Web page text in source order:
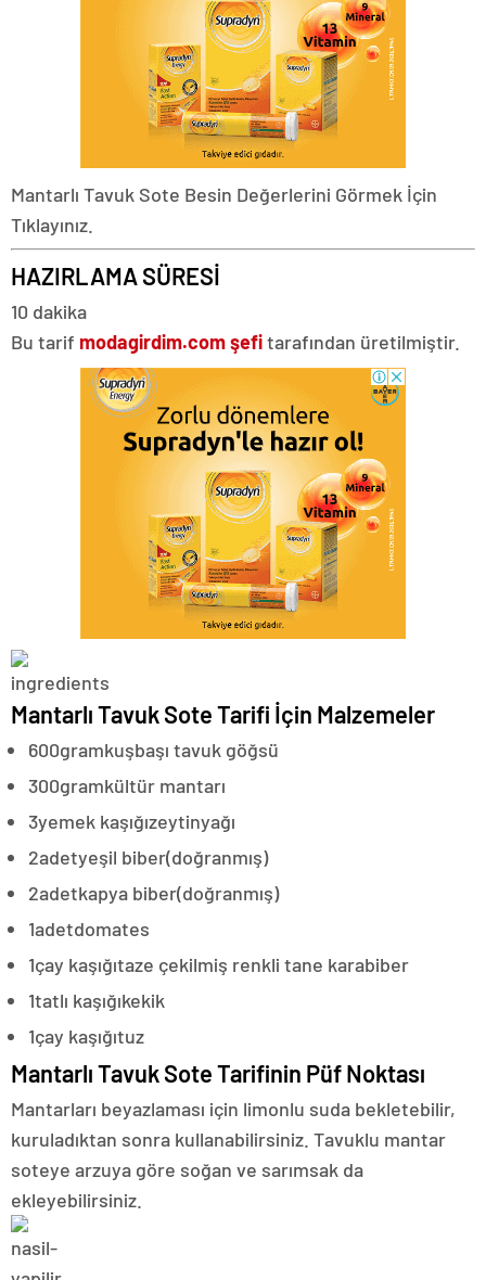
Mantarlı Tavuk Sote Besin Değerlerini Görmek İçin
Tıklayınız.
HAZIRLAMA SÜRESİ
10 dakika
Bu tarif modagirdim.com şefitarafından üretilmiştir.
Mantarlı Tavuk Sote Tarifi İçin Malzemeler
600gramkuşbaşı tavuk göğsü
300gramkültür mantarı
3yemek kaşığızeytinyağı
2adetyeşil biber(doğranmış)
2adetkapya biber(doğranmış)
1adetdomates
1çay kaşığıtaze çekilmiş renkli tane karabiber
1tatlı kaşığıkekik
1çay kaşığıtuz
Mantarlı Tavuk Sote Tarifinin Püf Noktası
Mantarları beyazlaması için limonlu suda bekletebilir,
kuruladıktan sonra kullanabilirsiniz. Tavuklu mantar
soteye arzuya göre soğan ve sarımsak da
ekleyebilirsiniz.